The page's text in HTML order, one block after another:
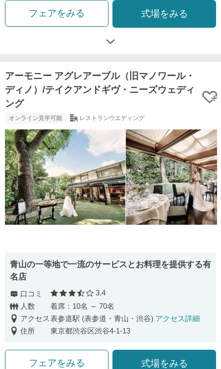
フェアをみる 式場をみる
アーモニー アグレアーブル（旧マノワール・
ディノ）/テイクアンドギヴ・ニーズウェディ
ング
オンライン見学可能 レストランウエディング
青山の一等地で一流のサービスとお料理を提供する有
名店
口コミ 口コミ評価
3.4
人数
着席：10名 ～ 70名
アクセス表参道駅 (表参道・青山・渋谷) アクセス詳細
住所
東京都渋谷区渋谷4-1-13
フェアをみる 式場をみる